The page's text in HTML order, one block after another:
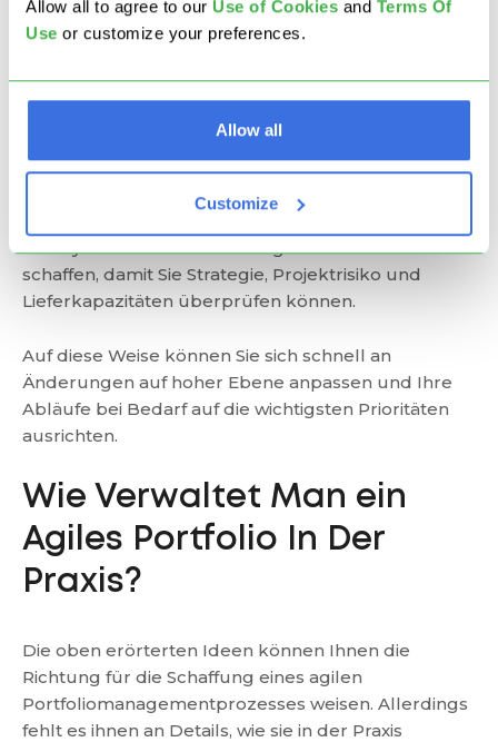
Allow all to agree to our Use of Cookies and Terms Of
Use or customize your preferences.
Allow all
Customize
obersten Unternehmensziele mit der
Projektausführung in Einklang zu bringen
Um dies praktisch umzusetzen,setzt die Agile-
(über das gesamte Management des
Unternehmens hinweg)und lokal(zwischen den
Teams) angewendet werden können. Die Idee ist,
Lernzyklen auf mehreren Organisationsebenen zu
schaffen, damit Sie Strategie, Projektrisiko und
Lieferkapazitäten überprüfen können.
Auf diese Weise können Sie sich schnell an
Änderungen auf hoher Ebene anpassen und Ihre
Abläufe bei Bedarf auf die wichtigsten Prioritäten
ausrichten.
Wie Verwaltet Man ein
Agiles Portfolio In Der
Praxis?
Die oben erörterten Ideen können Ihnen die
Richtung für die Schaffung eines agilen
Portfoliomanagementprozesses weisen. Allerdings
fehlt es ihnen an Details, wie sie in der Praxis